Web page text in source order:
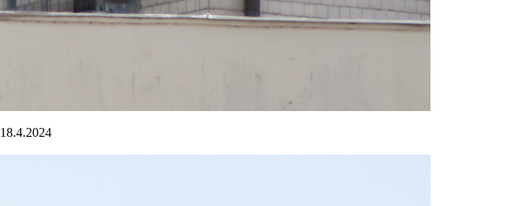
18.4.2024